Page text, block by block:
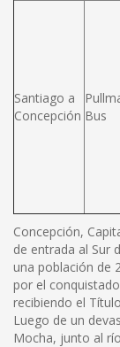
Santiago a
Concepción Bus
Concepción,
de entrada al Sur
una población de
por el
recibiendo el
Luego de un
Mocha, junto al